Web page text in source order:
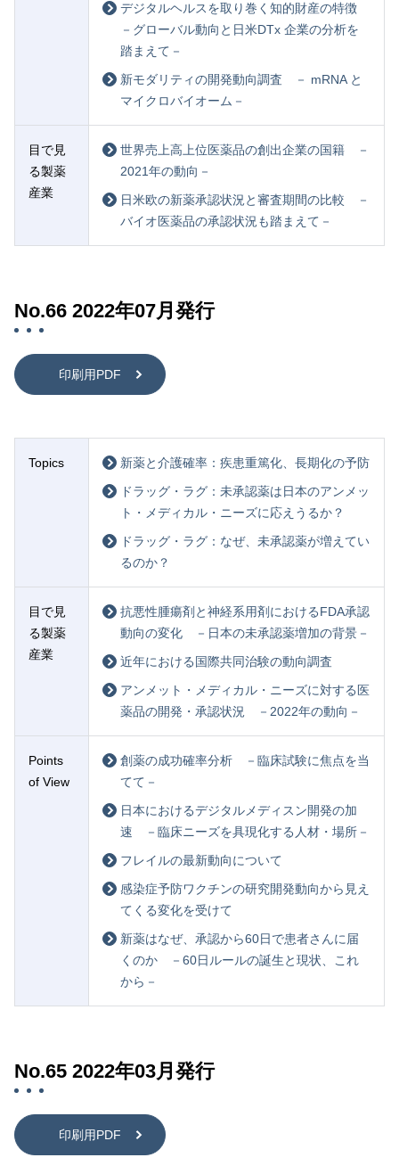
デジタルヘルスを取り巻く知的財産の特徴
－グローバル動向と日米DTx 企業の分析を
踏まえて－
新モダリティの開発動向調査 － mRNA と
マイクロバイオーム－
目で見
る製薬
産業
世界売上高上位医薬品の創出企業の国籍 －
2021年の動向－
日米欧の新薬承認状況と審査期間の比較 －
バイオ医薬品の承認状況も踏まえて－
No.66 2022年07月発行
印刷用PDF
Topics
新薬と介護確率：疾患重篤化、長期化の予防
ドラッグ・ラグ：未承認薬は日本のアンメッ
ト・メディカル・ニーズに応えうるか？
ドラッグ・ラグ：なぜ、未承認薬が増えてい
るのか？
目で見
る製薬
産業
抗悪性腫瘍剤と神経系用剤におけるFDA承認
動向の変化 －日本の未承認薬増加の背景－
近年における国際共同治験の動向調査
アンメット・メディカル・ニーズに対する医
薬品の開発・承認状況 －2022年の動向－
Points
of View
創薬の成功確率分析 －臨床試験に焦点を当
てて－
日本におけるデジタルメディスン開発の加
速 －臨床ニーズを具現化する人材・場所－
フレイルの最新動向について
感染症予防ワクチンの研究開発動向から見え
てくる変化を受けて
新薬はなぜ、承認から60日で患者さんに届
くのか －60日ルールの誕生と現状、これ
から－
No.65 2022年03月発行
印刷用PDF